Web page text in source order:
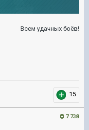
Всем удачных боёв!
15
7 738